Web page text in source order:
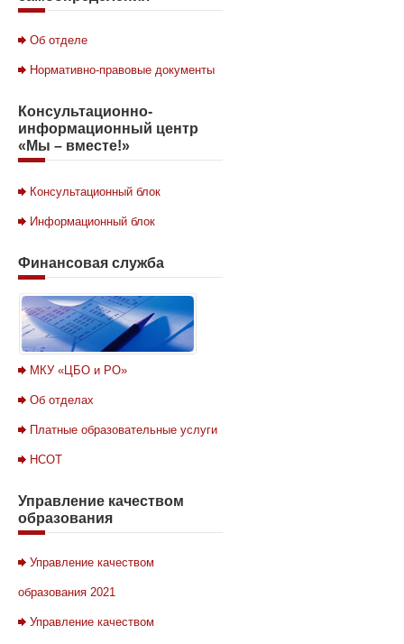
Об отделе
Нормативно-правовые документы
Консультационно-
информационный центр
«Мы – вместе!»
Консультационный блок
Информационный блок
Финансовая служба
МКУ «ЦБО и РО»
Об отделах
Платные образовательные услуги
НСОТ
Управление качеством
образования
Управление качеством
образования 2021
Управление качеством